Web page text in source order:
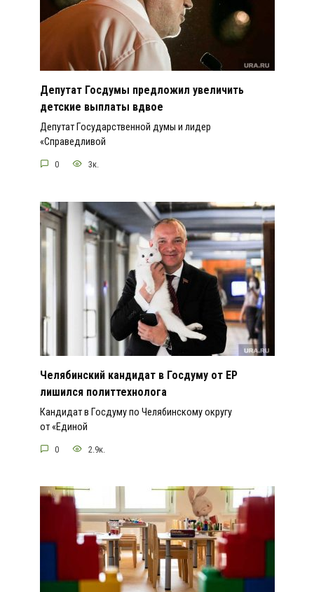
Депутат Госдумы предложил увеличить
детские выплаты вдвое
Депутат Государственной думы и лидер
«Справедливой
0 3к.
Челябинский кандидат в Госдуму от ЕР
лишился политтехнолога
Кандидат в Госдуму по Челябинскому округу
от «Единой
0 2.9к.